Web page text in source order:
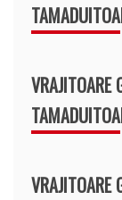
VRAJITOARE
VRAJITOARE